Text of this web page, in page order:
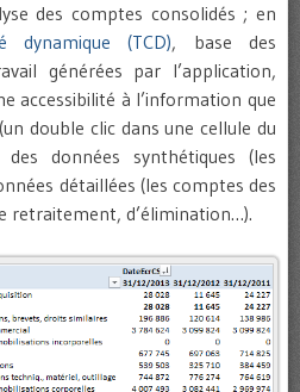
des comptes consolidés ; en
dynamique (TCD), base des
générées par l’application,
accessibilité à l’information que
double clic dans une cellule du
données synthétiques (les
détaillées (les comptes des
retraitement, d’élimination…).